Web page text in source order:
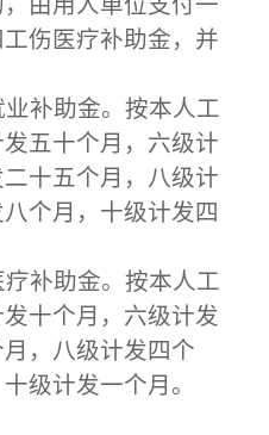
伤医疗补助金，并
补助金。按本人工
五十个月，六级计
十五个月，八级计
个月，十级计发四
补助金。按本人工
十个月，六级计发
，八级计发四个
级计发一个月。